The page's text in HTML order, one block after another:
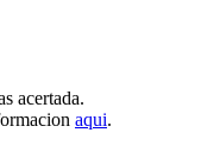
acertada.
aqui.